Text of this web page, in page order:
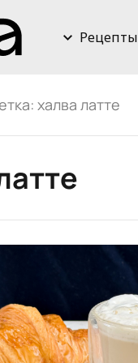
Рецепты
халва латте